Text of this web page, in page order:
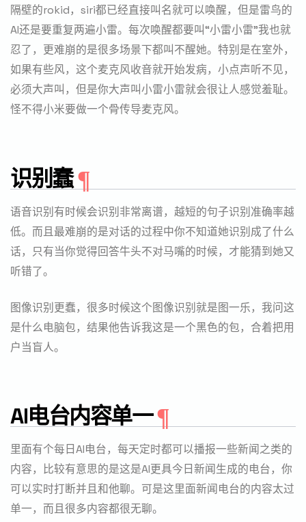
隔壁的rokid，siri都已经直接叫名就可以唤醒，但是雷鸟的
AI还是要重复两遍小雷。每次唤醒都要叫“小雷小雷”我也就
忍了，更难崩的是很多场景下都叫不醒她。特别是在室外，
如果有些风，这个麦克风收音就开始发病，小点声听不见，
必须大声叫，但是你大声叫小雷小雷就会很让人感觉羞耻。
怪不得小米要做一个骨传导麦克风。
识别蠢
语音识别有时候会识别非常离谱，越短的句子识别准确率越
低。而且最难崩的是对话的过程中你不知道她识别成了什么
话，只有当你觉得回答牛头不对马嘴的时候，才能猜到她又
听错了。
图像识别更蠢，很多时候这个图像识别就是图一乐，我问这
是什么电脑包，结果他告诉我这是一个黑色的包，合着把用
户当盲人。
AI电台内容单一
里面有个每日AI电台，每天定时都可以播报一些新闻之类的
内容，比较有意思的是这是AI更具今日新闻生成的电台，你
可以实时打断并且和他聊。可是这里面新闻电台的内容太过
单一，而且很多内容都很无聊。